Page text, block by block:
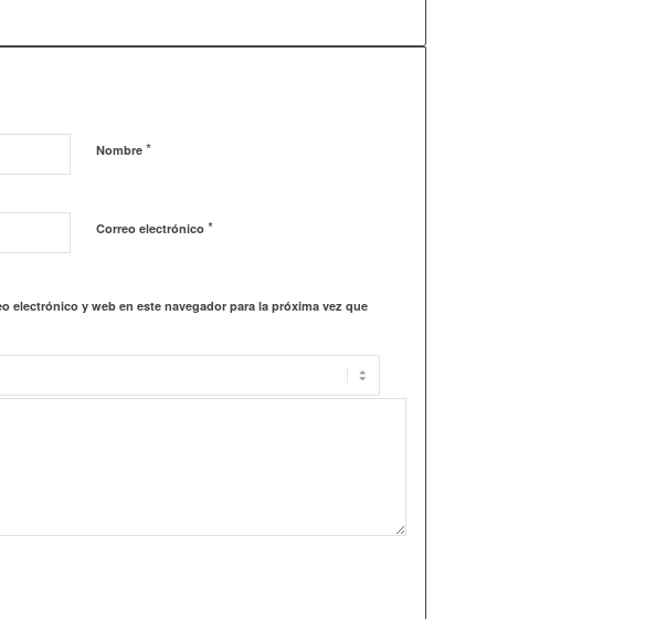
Nombre*
Correo electrónico*
electrónico y web en este navegador para la próxima vez que